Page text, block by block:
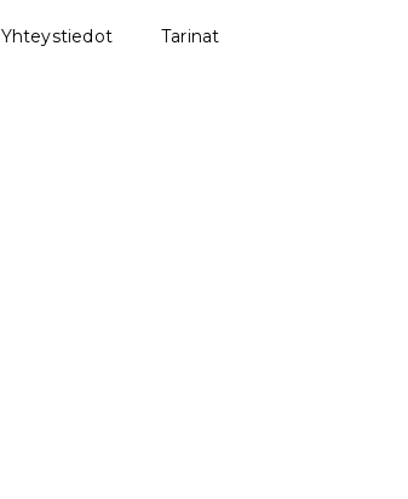
Yhteystiedot Tarinat